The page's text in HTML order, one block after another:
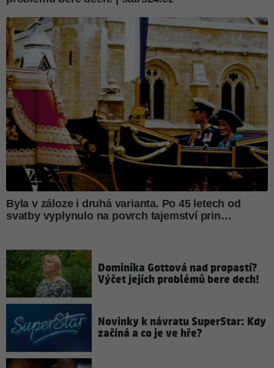
Dominika Gottová nad propastí?
Výčet jejích problémů bere dech!
Novinky k návratu SuperStar: Kdy
začíná a co je ve hře?